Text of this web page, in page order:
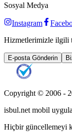
Sosyal Medya
Instagram
Hizmetlerimizle ilgili
E-posta Gönderin
Copyright © 2006 -
isbul.net mobil
Hiçbir güncellemeyi